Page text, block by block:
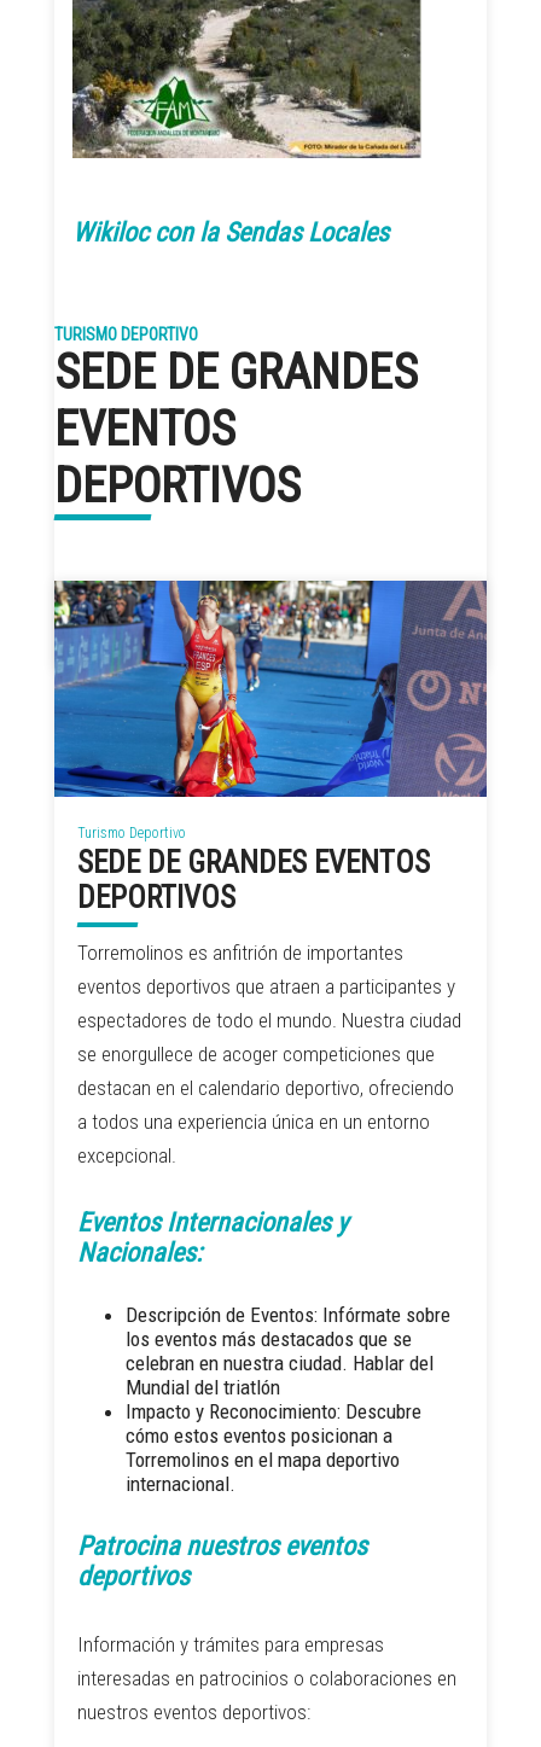
Wikiloc con la Sendas Locales
Powered byWikiloc
TURISMO DEPORTIVO
SEDE DE GRANDES
EVENTOS
DEPORTIVOS
Turismo Deportivo
SEDE DE GRANDES EVENTOS
DEPORTIVOS
Torremolinos es anfitrión de importantes
eventos deportivos que atraen a participantes y
espectadores de todo el mundo. Nuestra ciudad
se enorgullece de acoger competiciones que
destacan en el calendario deportivo, ofreciendo
a todos una experiencia única en un entorno
excepcional.
Eventos Internacionales y
Nacionales:
Descripción de Eventos: Infórmate sobre
los eventos más destacados que se
celebran en nuestra ciudad. Hablar del
Mundial del triatlón
Impacto y Reconocimiento: Descubre
cómo estos eventos posicionan a
Torremolinos en el mapa deportivo
internacional.
Patrocina nuestros eventos
deportivos
Información y trámites para empresas
interesadas en patrocinios o colaboraciones en
nuestros eventos deportivos: